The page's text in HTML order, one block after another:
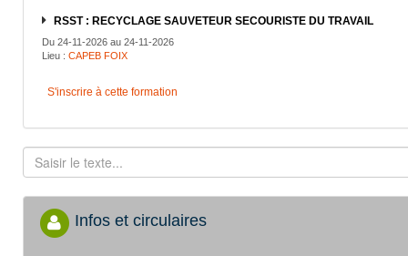
RSST : RECYCLAGE SAUVETEUR SECOURISTE DU TRAVAIL
Du 24-11-2026 au 24-11-2026
Lieu : CAPEB FOIX
S'inscrire à cette formation
Infos et circulaires